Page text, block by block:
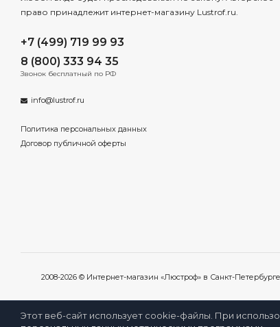
право принадлежит интернет-магазину Lustrof.ru.
+7 (499) 719 99 93
8 (800) 333 94 35
Звонок бесплатный по РФ
info@lustrof.ru
Политика персональных данных
Договор публичной оферты
2008-2026 © Интернет-магазин «Люстроф» в Санкт-
Этот веб-сайт использует cookie-файлы. При